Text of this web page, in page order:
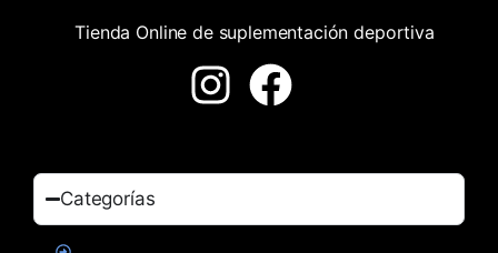
Tienda Online de suplementación deportiva
Categorías